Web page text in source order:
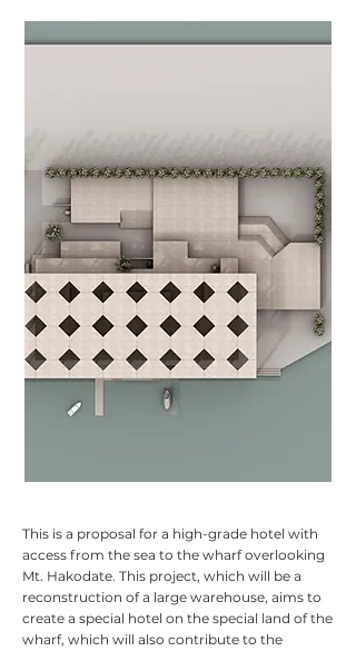
This is a proposal for a high-grade hotel with
access from the sea to the wharf overlooking
Mt. Hakodate. This project, which will be a
reconstruction of a large warehouse, aims to
create a special hotel on the special land of the
wharf, which will also contribute to the